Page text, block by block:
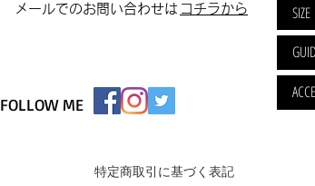
​メールでのお問い合わせは ​コチラから
SIZE
FOLLOW ME
特定商取引に基づく表記